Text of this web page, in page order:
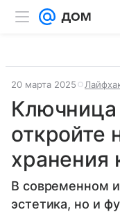
20 марта 2025
Ключница
откройте
хранения
В современном
эстетика, но и